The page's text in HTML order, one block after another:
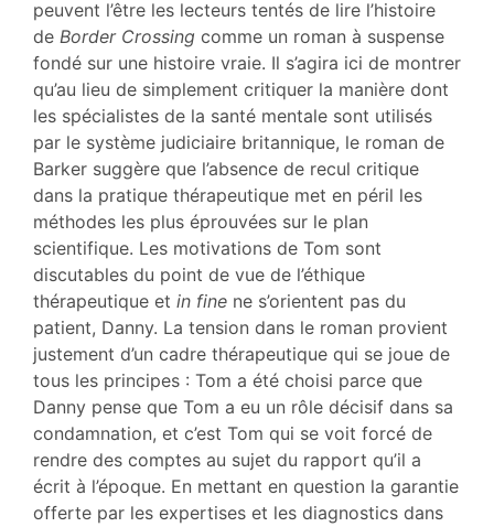
Auteur
peuvent l’être les lecteurs tentés de lire l’histoire
de Border Crossing comme un roman à suspense
fondé sur une histoire vraie. Il s’agira ici de montrer
qu’au lieu de simplement critiquer la manière dont
les spécialistes de la santé mentale sont utilisés
par le système judiciaire britannique, le roman de
Barker suggère que l’absence de recul critique
dans la pratique thérapeutique met en péril les
méthodes les plus éprouvées sur le plan
scientifique. Les motivations de Tom sont
discutables du point de vue de l’éthique
thérapeutique et in fine ne s’orientent pas du
patient, Danny. La tension dans le roman provient
justement d’un cadre thérapeutique qui se joue de
tous les principes : Tom a été choisi parce que
Danny pense que Tom a eu un rôle décisif dans sa
condamnation, et c’est Tom qui se voit forcé de
rendre des comptes au sujet du rapport qu’il a
écrit à l’époque. En mettant en question la garantie
offerte par les expertises et les diagnostics dans